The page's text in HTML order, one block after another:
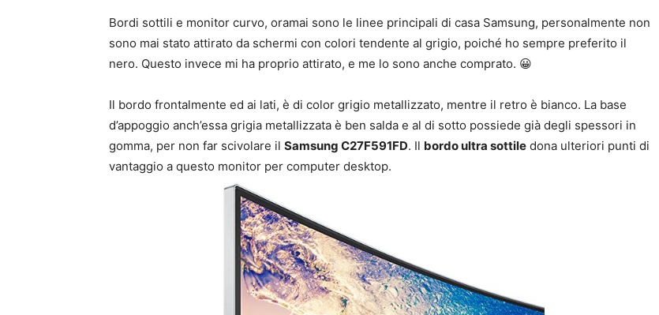
Bordi sottili e monitor curvo, oramai sono le linee principali di casa Samsung, personalmente non
sono mai stato attirato da schermi con colori tendente al grigio, poiché ho sempre preferito il
nero. Questo invece mi ha proprio attirato, e me lo sono anche comprato. 😀
Il bordo frontalmente ed ai lati, è di color grigio metallizzato, mentre il retro è bianco. La base
d’appoggio anch’essa grigia metallizzata è ben salda e al di sotto possiede già degli spessori in
gomma, per non far scivolare il Samsung C27F591FD. Il bordo ultra sottile dona ulteriori punti di
vantaggio a questo monitor per computer desktop.